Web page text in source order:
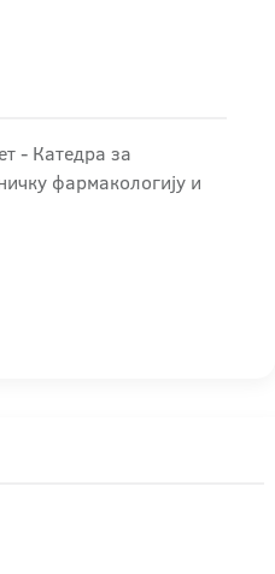
- Катедра за
фармакологију и